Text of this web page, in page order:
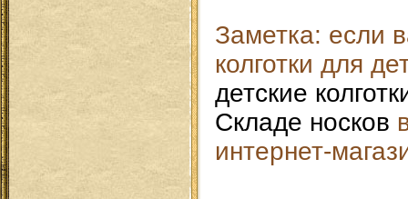
Заметка: если
колготки для
детские
Складе носков
интернет-